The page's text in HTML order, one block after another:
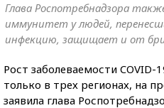
Глава Роспотребнадзора
иммунитет у людей,
инфекцию, защищает и от
Рост заболеваемости COVID-
только в трех регионах, на
заявила глава